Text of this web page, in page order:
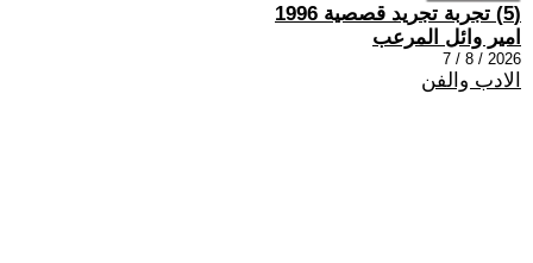
(5) تجربة تجريد قصصية 1996
امير وائل المرعب
2026 / 8 / 7
الادب والفن